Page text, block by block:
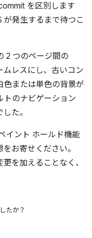
を区別します
が発生するまで待つこ
2 つのページ間の
レスにし、古いコン
色または単色の背景が
トのナビゲーション
た。
イント ホールド機能
お寄せください。
を加えることなく、
たか？